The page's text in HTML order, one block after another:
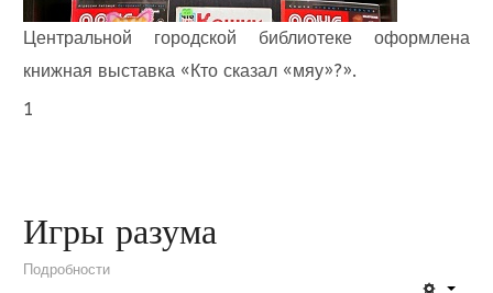
Центральной городской библиотеке оформлена
книжная выставка «Кто сказал «мяу»?».
1
Игры разума
Подробности